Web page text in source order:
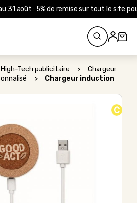
31 août : 5% de remise sur tout le site
High-Tech publicitaire >
Chargeur
>
Chargeur induction
C